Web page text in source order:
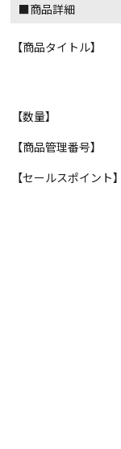
■商品詳細
【商品タイトル】
【数量】
【商品管理番号】
【セールスポイント】